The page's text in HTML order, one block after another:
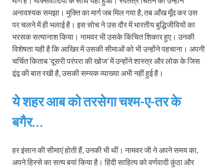
अनावश्यक समझा। मुक्ति का मार्ग जब मिल गया है, तब आँख मूँद कर उस
पर चलने में ही भलाई है। इस सोच ने उस दौर में भारतीय बुद्धिजीवियों का
भरसक सत्यानाश किया। नामवर भी उसके किंचित शिकार हुए। उनकी
विशेषता यही है कि आखिर में उसकी सीमाओं को भी उन्होंने पहचाना। अपनी
चर्चित किताब ‘दूसरी परंपरा की खोज’ में उन्होंने शास्त्र और लोक के जिस
द्वंद्व की बात रखी है, उसकी सम्यक व्याख्या अभी नहीं हुई है।
ये शहर आब को तरसेगा चश्‍म-ए-तर के
बगैर…
हर इंसान की सीमाएं होती हैं, उनकी भी थीं। नामवर जी ने अपने समय का,
अपने हिस्से का सत्य बयां किया है। हिंदी साहित्य को वर्णवादी कुंठा और